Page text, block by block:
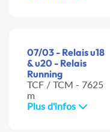
07/03 - Relais u18
& u20 - Relais
Running
TCF / TCM - 7625
m
Plus d'infos